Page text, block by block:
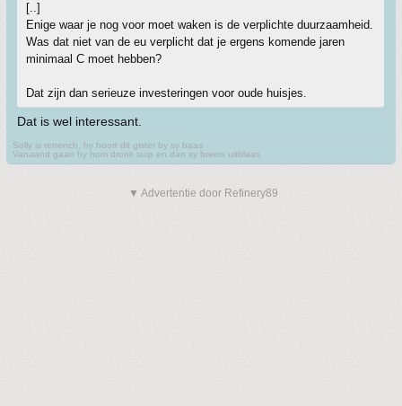
[..]
Enige waar je nog voor moet waken is de verplichte duurzaamheid.
Was dat niet van de eu verplicht dat je ergens komende jaren
minimaal C moet hebben?
Dat zijn dan serieuze investeringen voor oude huisjes.
Dat is wel interessant.
Solly is retrench, hy hoort dit gister by sy baas
Vanaand gaan hy hom dronk suip en dan sy breins uitblaas
▼ Advertentie door Refinery89